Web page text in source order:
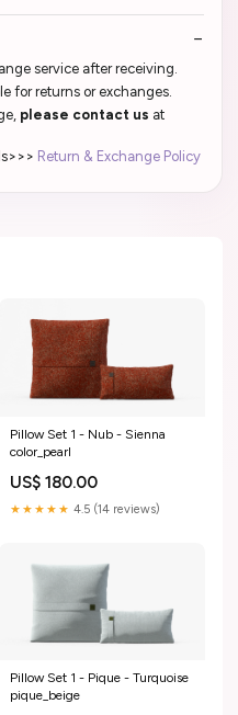
service after receiving.
for returns or exchanges.
please contact us at
Return & Exchange Policy
Pillow Set 1 - Nub - Sienna
color_pearl
US$ 180.00
★★★★★ 4.5 (14 reviews)
Pillow Set 1 - Pique - Turquoise
pique_beige